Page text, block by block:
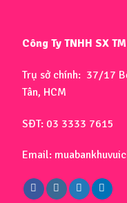
Công Ty TNHH SX
Trụ sở chính: 37/17
Tân, HCM
SĐT: 03 3333 7615
Email: